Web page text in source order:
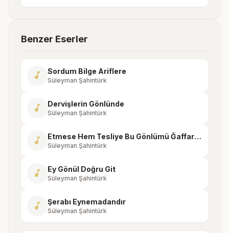
Benzer Eserler
music_note Sordum Bilge Ariflere
Süleyman Şahintürk
music_note Dervişlerin Gönlünde
Süleyman Şahintürk
music_note Etmese Hem Tesliye Bu Gönlümü Ğaffarlığın
Süleyman Şahintürk
music_note Ey Gönül Doğru Git
Süleyman Şahintürk
music_note Şerabı Eynemadandır
Süleyman Şahintürk